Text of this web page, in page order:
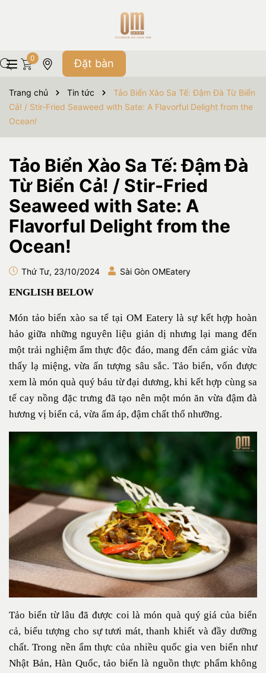
0 Đặt bàn
Trang chủ Tin tức
Tảo Biển Xào Sa Tế: Đậm Đà Từ Biển
Cả! / Stir-Fried Seaweed with Sate: A Flavorful Delight from the
Ocean!
Tảo Biển Xào Sa Tế: Đậm Đà
Từ Biển Cả! / Stir-Fried
Seaweed with Sate: A
Flavorful Delight from the
Ocean!
Thứ Tư, 23/10/2024 Sài Gòn OMEatery
ENGLISH BELOW
Món tảo biển xào sa tế tại OM Eatery là sự kết hợp hoàn
hảo giữa những nguyên liệu giản dị nhưng lại mang đến
một trải nghiệm ẩm thực độc đáo, mang đến cảm giác vừa
thấy lạ miệng, vừa ấn tượng sâu sắc. Tảo biển, vốn được
xem là món quà quý báu từ đại dương, khi kết hợp cùng sa
tế cay nồng đặc trưng đã tạo nên một món ăn vừa đậm đà
hương vị biển cả, vừa ấm áp, đậm chất thổ nhưỡng.
Tảo biển từ lâu đã được coi là món quà quý giá của biển
cả, biểu tượng cho sự tươi mát, thanh khiết và đầy dưỡng
chất. Trong nền ẩm thực của nhiều quốc gia ven biển như
Nhật Bản, Hàn Quốc, tảo biển là nguồn thực phẩm không